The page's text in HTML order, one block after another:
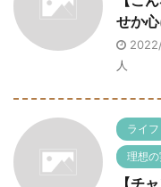
せか
人
ライフ
理想の
【チ